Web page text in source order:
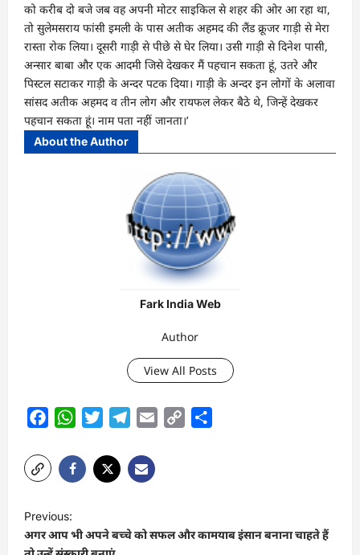
को करीब दो बजे जब वह अपनी मोटर साइकिल से शहर की ओर आ रहा था,
तो सुलेमसराय फांसी इमली के पास अतीक अहमद की लैंड क्रूजर गाड़ी से मेरा
रास्ता रोक लिया। दूसरी गाड़ी से पीछे से घेर लिया। उसी गाड़ी से दिनेश पासी,
अन्सार बाबा और एक आदमी जिसे देखकर मैं पहचान सकता हूं, उतरे और
पिस्टल सटाकर गाड़ी के अन्दर पटक दिया। गाड़ी के अन्दर इन लोगों के अलावा
सांसद अतीक अहमद व तीन लोग और रायफल लेकर बैठे थे, जिन्हें देखकर
पहचान सकता हूं। नाम पता नहीं जानता।’
About the Author
Fark India Web
Author
View All Posts
FacebookWhatsAppTwitterTelegram
Email
Copy
o
Previous:
अगर आप भी अपने बच्चे को सफल और कामयाब इंसान बनाना चाहते हैं